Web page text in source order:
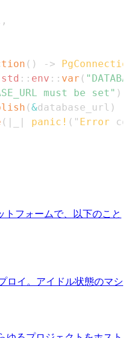
,
( ) ->
std :: env :: var (
must be set" )
(&database_url )
( | | panic! ( " Error
トフォームで、以下のこと
ロイ。アイドル状態のマシ